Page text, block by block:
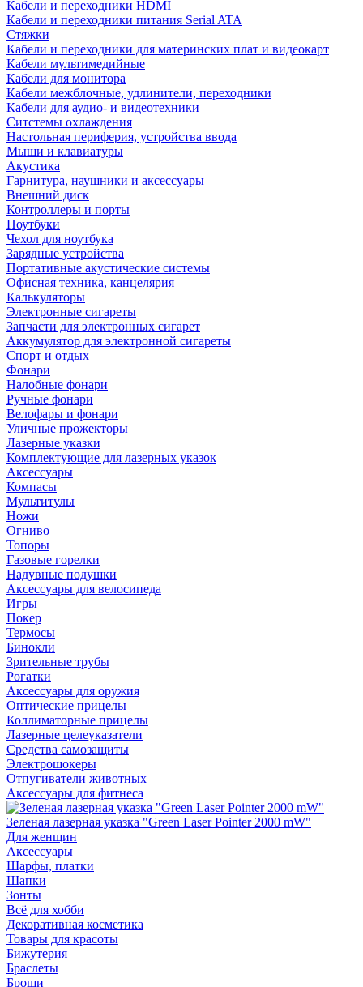
Кабели и переходники HDMI
Кабели и переходники питания Serial ATA
Стяжки
Кабели и переходники для материнских плат и видеокарт
Кабели мультимедийные
Кабели для монитора
Кабели межблочные, удлинители, переходники
Кабели для аудио- и видеотехники
Ситстемы охлаждения
Настольная периферия, устройства ввода
Мыши и клавиатуры
Акустика
Гарнитура, наушники и аксессуары
Внешний диск
Контроллеры и порты
Ноутбуки
Чехол для ноутбука
Зарядные устройства
Портативные акустические системы
Офисная техника, канцелярия
Калькуляторы
Электронные сигареты
Запчасти для электронных сигарет
Аккумулятор для электронной сигареты
Спорт и отдых
Фонари
Налобные фонари
Ручные фонари
Велофары и фонари
Уличные прожекторы
Лазерные указки
Комплектующие для лазерных указок
Аксессуары
Компасы
Мультитулы
Ножи
Огниво
Топоры
Газовые горелки
Надувные подушки
Аксессуары для велосипеда
Игры
Покер
Термосы
Бинокли
Зрительные трубы
Рогатки
Аксессуары для оружия
Оптические прицелы
Коллиматорные прицелы
Лазерные целеуказатели
Средства самозащиты
Электрошокеры
Отпугиватели животных
Аксессуары для фитнеса
Зеленая лазерная указка "Green Laser Pointer 2000 mW"
Для женщин
Аксессуары
Шарфы, платки
Шапки
Зонты
Всё для хобби
Декоративная косметика
Товары для красоты
Бижутерия
Браслеты
Броши